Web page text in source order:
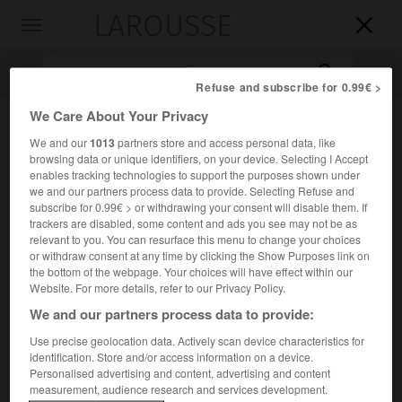


Accueil>Encyclopédie [personnage]>Polyperchon
Polyperchon
Poluperkhôn
Général macédonien (vers 385-vers 300 avant J.-C.).
Après avoir servi sous Philippe de Macédoine, il fut le
Refuse and subscribe for 0.99€ >
We Care About Your Privacy
We and our1013partners store and access personal data, like
browsing data or unique identifiers, on your device. Selecting I Accept
enables tracking technologies to support the purposes shown under
we and our partners process data to provide. Selecting Refuse and
subscribe for 0.99€ > or withdrawing your consent will disable them. If
trackers are disabled, some content and ads you see may not be as
relevant to you. You can resurface this menu to change your choices
or withdraw consent at any time by clicking the Show Purposes link on
the bottom of the webpage. Your choices will have effect within our
Website. For more details, refer to our Privacy Policy.
We and our partners process data to provide:
Use precise geolocation data. Actively scan device characteristics for
identification. Store and/or access information on a device.
Personalised advertising and content, advertising and content
measurement, audience research and services development.